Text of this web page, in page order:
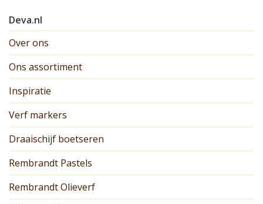
Deva.nl
Over ons
Ons assortiment
Inspiratie
Verf markers
Draaischijf boetseren
Rembrandt Pastels
Rembrandt Olieverf